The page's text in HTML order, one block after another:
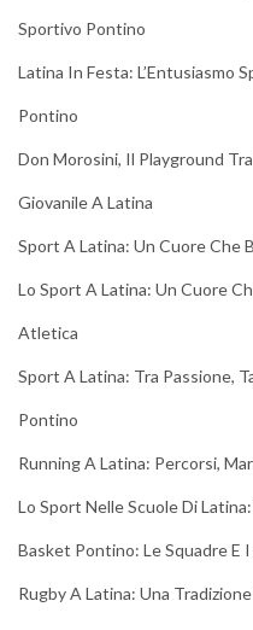
Sportivo Pontino
Latina In Festa: L’Entusiasmo
Pontino
Don Morosini, Il Playground
Giovanile A Latina
Sport A Latina: Un Cuore Che
Lo Sport A Latina: Un Cuore
Atletica
Sport A Latina: Tra Passione,
Pontino
Running A Latina: Percorsi,
Lo Sport Nelle Scuole Di
Basket Pontino: Le Squadre E
Rugby A Latina: Una